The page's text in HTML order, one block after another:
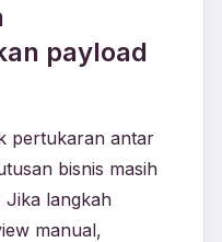
payload
pertukaran antar
bisnis masih
Jika langkah
manual,